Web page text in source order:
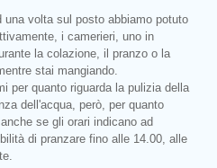
volta sul posto abbiamo potuto
i camerieri, uno in
la colazione, il pranzo o la
stai mangiando.
per quanto riguarda la pulizia della
dell'acqua, però, per quanto
se gli orari indicano ad
di pranzare fino alle 14.00, alle